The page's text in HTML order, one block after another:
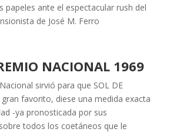
papeles ante el espectacular rush del
de José M. Ferro
NACIONAL 1969
sirvió para que SOL DE
gran favorito, diese una medida exacta
-ya pronosticada por sus
todos los coetáneos que le